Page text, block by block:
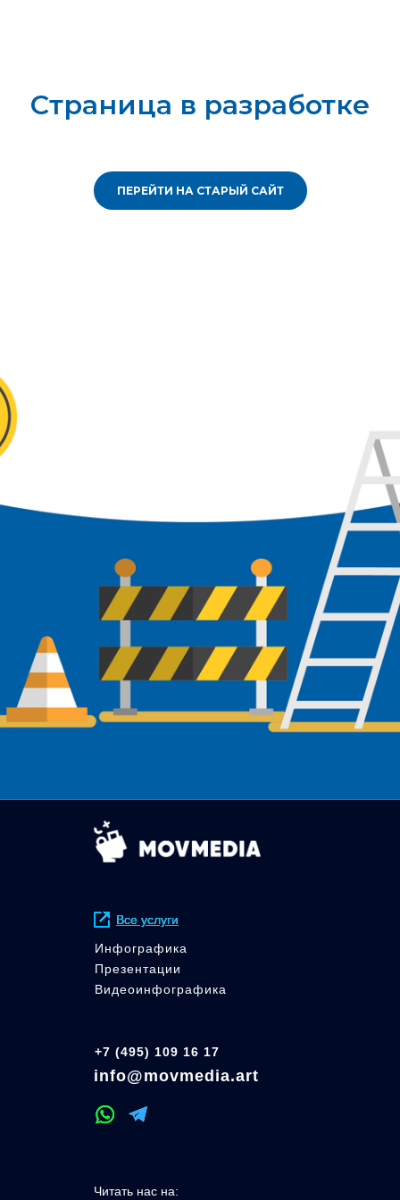
Страница в разработке
ПЕРЕЙТИ НА СТАРЫЙ САЙТ
Читать нас на:
Инфографика
+7 (495) 109 16 17
info@movmedia.art
Презентации
Все услуги
Все услуги
Видеоинфографика